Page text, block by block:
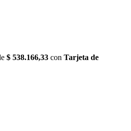
$ 538.166,33 con Tarjeta de